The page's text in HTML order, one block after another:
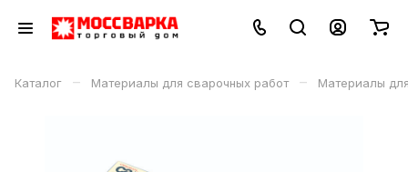
Каталог – Материалы для сварочных работ – Материалы